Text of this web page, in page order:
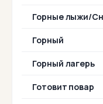
Горные лыжи/
Горный
Горный лагерь
Готовит повар